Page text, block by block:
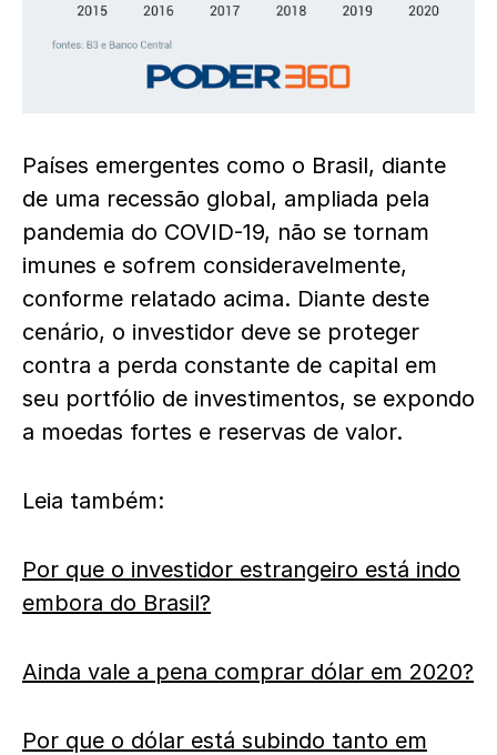
Países emergentes como o Brasil, diante
de uma recessão global, ampliada pela
pandemia do COVID-19, não se tornam
imunes e sofrem consideravelmente,
conforme relatado acima. Diante deste
cenário, o investidor deve se proteger
contra a perda constante de capital em
seu portfólio de investimentos, se expondo
a moedas fortes e reservas de valor.
Leia também:
Por que o investidor estrangeiro está indo
embora do Brasil?
Ainda vale a pena comprar dólar em 2020?
Por que o dólar está subindo tanto em